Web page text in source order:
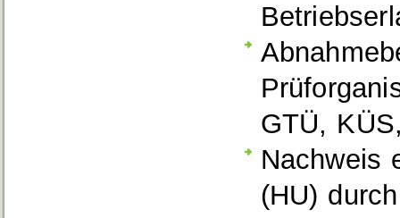
GTÜ,
Nachweis
(HU)